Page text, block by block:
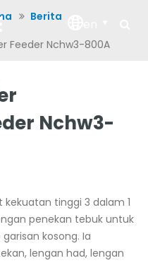
Berita
Feeder Nchw3-800A
Nchw3-
kekuatan tinggi 3 dalam 1
penekan tebuk untuk
kosong. Ia
lengan had, lengan